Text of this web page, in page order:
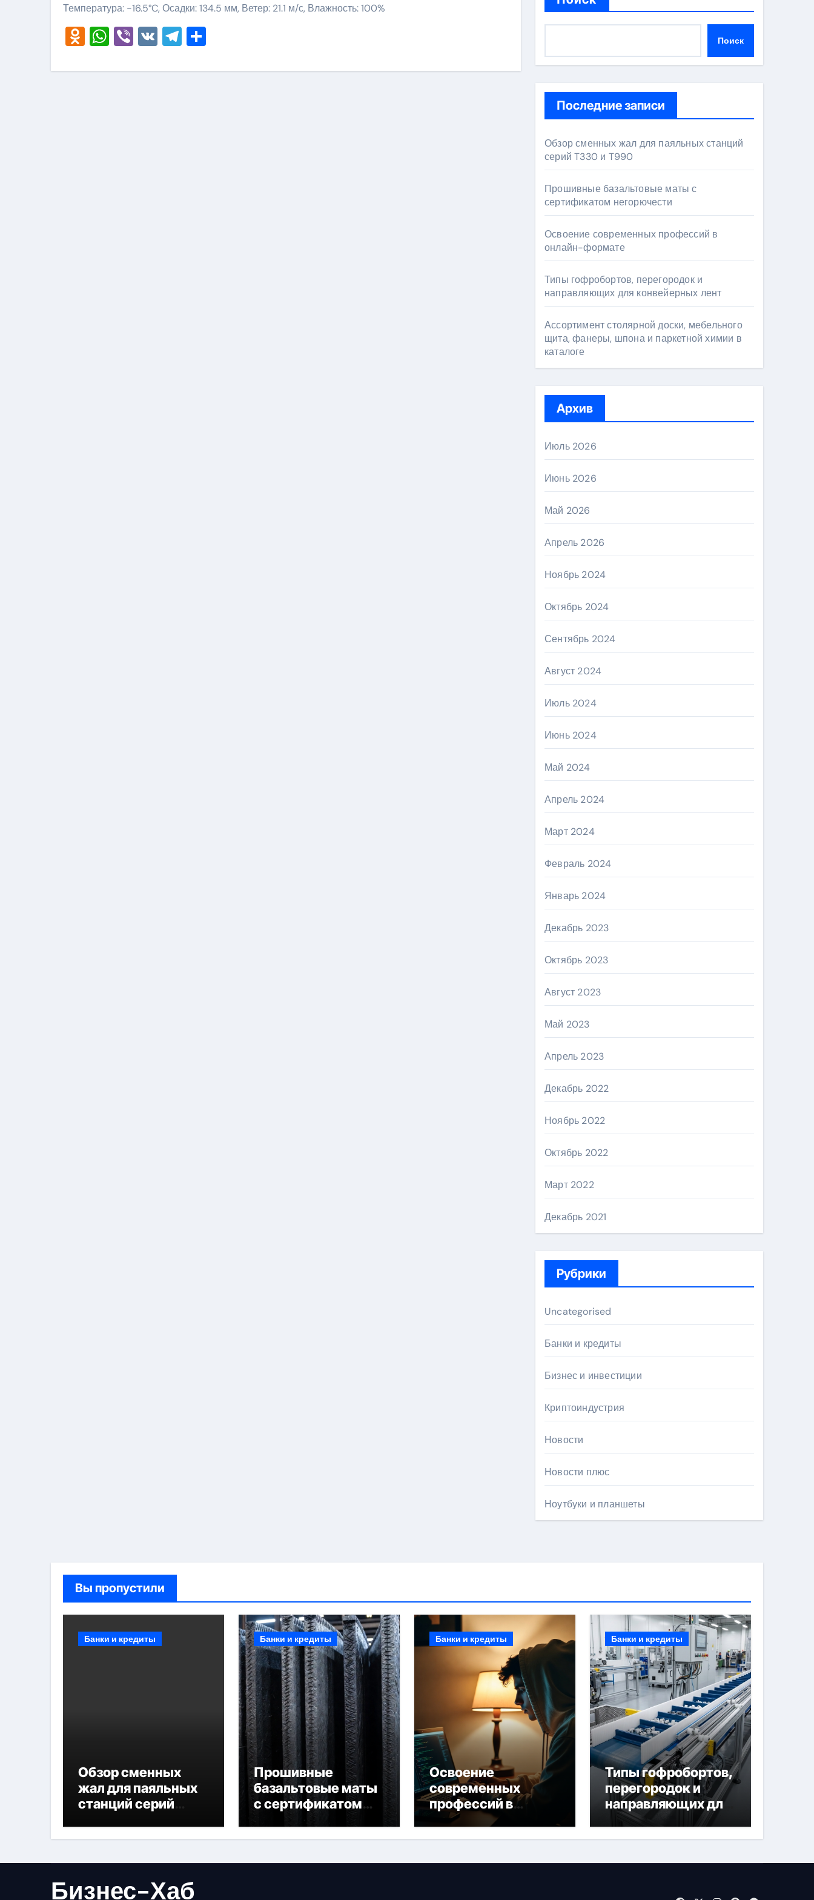
Температура: -16.5°C, Осадки: 134.5 мм, Ветер: 21.1 м/с, Влажность: 100%
Odnoklassniki
WhatsApp
Viber
VKTelegram Поиск
Последние записи
Обзор сменных жал для паяльных станций
серий T330 и T990
Прошивные базальтовые маты с
сертификатом негорючести
Освоение современных профессий в
онлайн-формате
Типы гофробортов, перегородок и
направляющих для конвейерных лент
Ассортимент столярной доски, мебельного
щита, фанеры, шпона и паркетной химии в
каталоге
Архив
Июль 2026
Июнь 2026
Май 2026
Апрель 2026
Ноябрь 2024
Октябрь 2024
Сентябрь 2024
Август 2024
Июль 2024
Июнь 2024
Май 2024
Апрель 2024
Март 2024
Февраль 2024
Январь 2024
Декабрь 2023
Октябрь 2023
Август 2023
Май 2023
Апрель 2023
Декабрь 2022
Ноябрь 2022
Октябрь 2022
Март 2022
Декабрь 2021
Рубрики
Uncategorised
Банки и кредиты
Бизнес и инвестиции
Криптоиндустрия
Новости
Новости плюс
Ноутбуки и планшеты
Вы пропустили
Банки и кредиты
Обзор сменных
жал для паяльных
станций серий
Банки и кредиты
Прошивные
базальтовые маты
с сертификатом
негорючести
Банки и кредиты
Освоение
современных
профессий в
онлайн-формате
Банки и кредиты
Типы гофробортов,
перегородок и
направляющих для
конвейерных лент
Бизнес-Хаб